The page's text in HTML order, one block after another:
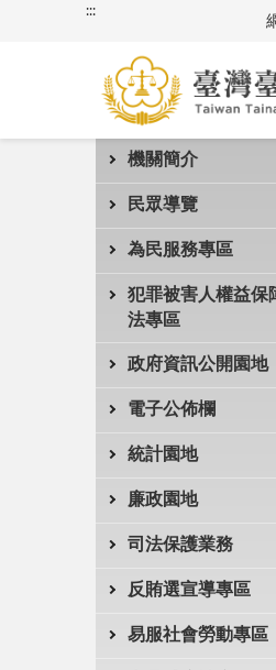
:::
機關簡介
民眾導覽
為民服務專區
犯罪被害人權益保
法專區
政府資訊公開園地
電子公佈欄
統計園地
廉政園地
司法保護業務
反賄選宣導專區
易服社會勞動專區